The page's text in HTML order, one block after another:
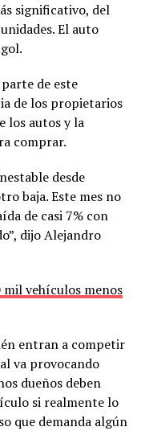
significativo, del
El auto
de este
de los propietarios
los autos y la
comprar.
desde
baja. Este mes no
de casi 7% con
dijo Alejandro
vehículos menos
entran a competir
va provocando
dueños deben
si realmente lo
que demanda algún